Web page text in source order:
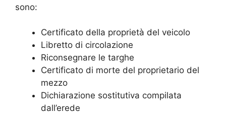
sono:
Certificato della proprietà del veicolo
Libretto di circolazione
Riconsegnare le targhe
Certificato di morte del proprietario del
mezzo
Dichiarazione sostitutiva compilata
dall’erede